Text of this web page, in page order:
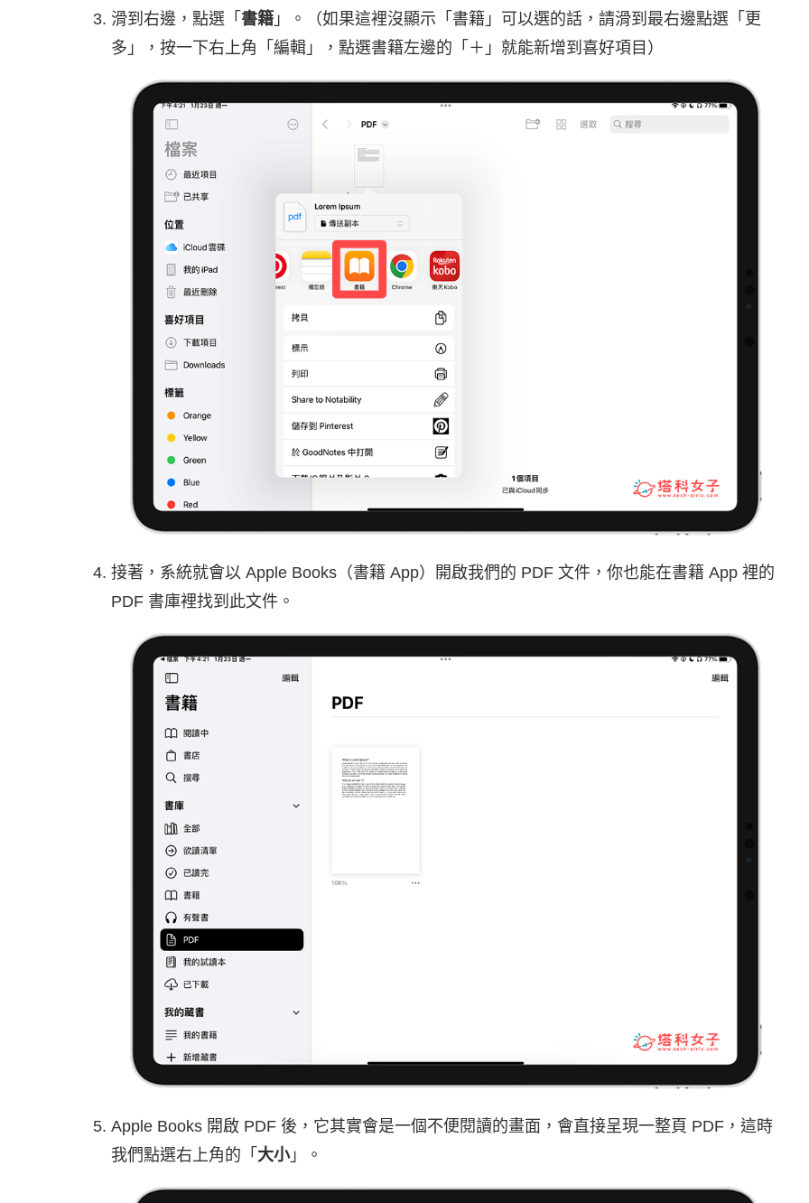
滑到右邊，點選「 書籍 」。（如果這裡沒顯示「書籍」可以選的話，請滑到最右邊點選「更
多」，按一下右上角「編輯」，點選書籍左邊的「＋」就能新增到喜好項目）
接著，系統就會以 Apple Books（書籍 App）開啟我們的 PDF 文件，你也能在書籍 App 裡的
PDF 書庫裡找到此文件。
Apple Books 開啟 PDF 後，它其實會是一個不便閱讀的畫面，會直接呈現一整頁 PDF，這時
我們點選右上角的「 大小」。